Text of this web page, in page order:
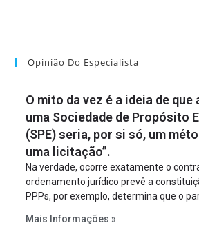
Opinião Do Especialista
O mito da vez é a ideia de que
uma Sociedade de Propósito
(SPE) seria, por si só, um
uma licitação”.
Na verdade, ocorre exatamente o
ordenamento jurídico prevê a
PPPs, por exemplo, determina que o
empreendimento. Ou seja, a suposta
Mais Informações »